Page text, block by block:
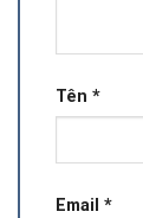
Tên *
Email *